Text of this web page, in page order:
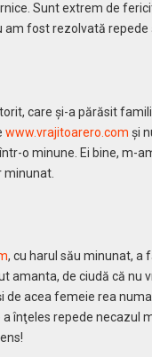
Sunt extrem de
fost rezolvată
Arvinda,
care și-a părăsit
www.vrajitoarero.com şi
o minune. Ei bine, m-
minunat.
, cu harul său minunat, a
amanta, de ciudă că nu
acea femeie rea
înţeles repede necazul